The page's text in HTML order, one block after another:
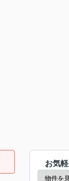
お気